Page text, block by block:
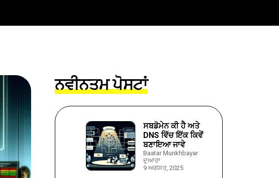
ਨਵੀਨਤਮ ਪੋਸਟਾਂ
ਸਬਡੋਮੇਨ ਕੀ ਹੈ ਅਤੇ
DNS ਵਿੱਚ ਇੱਕ ਕਿਵੇਂ
ਬਣਾਇਆ ਜਾਵੇ
Baatar Munkhbayar
ਦੁਆਰਾ
9 ਅਗਸਤ, 2025